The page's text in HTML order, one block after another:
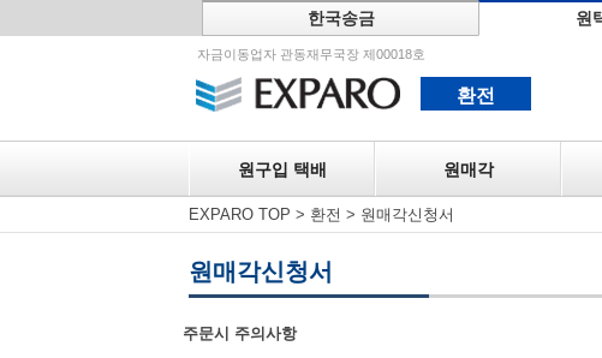
한국송금 원
자금이동업자 관동재무국장 제00018호
환전
원구입 택배 원매각
EXPARO TOP > 환전 > 원매각신청서
원매각신청서
주문시 주의사항